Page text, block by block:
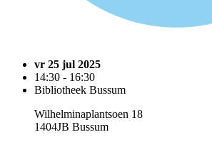
vr 25 jul 2025
14:30 - 16:30
Bibliotheek Bussum
Wilhelminaplantsoen 18
1404JB Bussum